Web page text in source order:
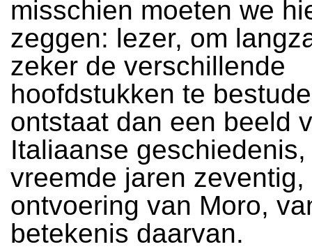
misschien moeten we
zeggen: lezer, om
zeker de verschillende
hoofdstukken te
ontstaat dan een beeld
Italiaanse
vreemde jaren
ontvoering van Moro,
betekenis daarvan.